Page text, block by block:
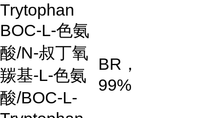
Trytophan
BOC-L-色氨
酸/N-叔丁氧
羰基-L-色氨
酸/BOC-L-
BR，
99%